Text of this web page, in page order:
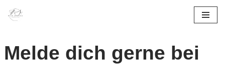
springen
Melde dich gerne bei